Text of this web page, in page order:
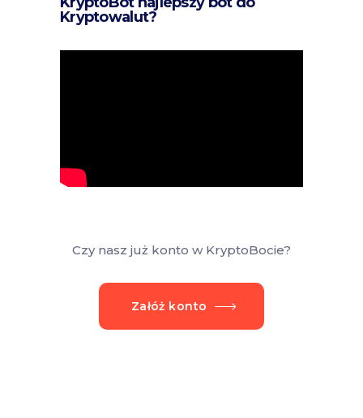
Kryptowalut?
Czy nasz już konto w KryptoBocie?
Załóż konto